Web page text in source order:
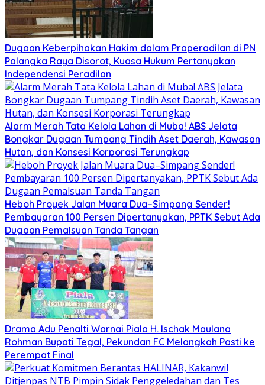
Dugaan Keberpihakan Hakim dalam Praperadilan di PN
Palangka Raya Disorot, Kuasa Hukum Pertanyakan
Independensi Peradilan
Alarm Merah Tata Kelola Lahan di Muba! ABS Jelata
Bongkar Dugaan Tumpang Tindih Aset Daerah, Kawasan
Hutan, dan Konsesi Korporasi Terungkap
Heboh Proyek Jalan Muara Dua–Simpang Sender!
Pembayaran 100 Persen Dipertanyakan, PPTK Sebut Ada
Dugaan Pemalsuan Tanda Tangan
Drama Adu Penalti Warnai Piala H. Ischak Maulana
Rohman Bupati Tegal, Pekundan FC Melangkah Pasti ke
Perempat Final